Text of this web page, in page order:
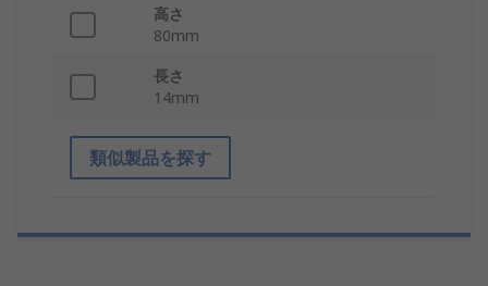
高さ
80mm
長さ
14mm
類似製品を探す